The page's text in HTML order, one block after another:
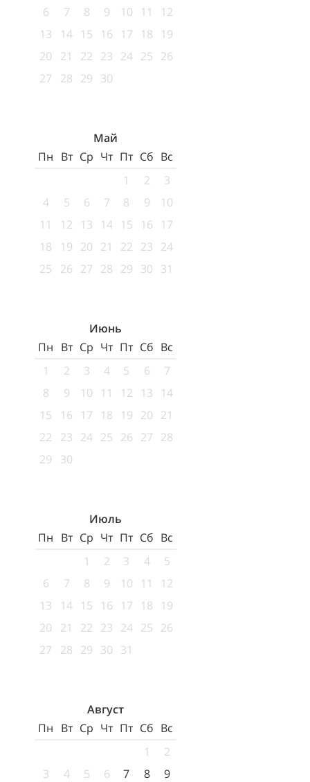
6
7 8 9 10 11
12
13
14 15 16 17 18
19
20
21 22 23 24 25 26
27
28 29 30
Май
Пн Вт Ср Чт Пт Сб Вс
1
2
3
4
5 6 7 8 9
10
11
12 13 14 15 16
17
18
19 20 21 22 23 24
25
26 27 28 29 30 31
Июнь
Пн Вт Ср Чт Пт Сб Вс
1
2 3 4 5 6
7
8
9 10 11 12 13
14
15
16 17 18 19 20 21
22
23 24 25 26 27 28
29
30
Июль
Пн Вт Ср Чт Пт Сб Вс
1
2 3 4
5
6
7 8 9 10 11
12
13
14 15 16 17 18
19
20
21 22 23 24 25 26
27
28 29 30 31
Август
Пн Вт Ср Чт Пт Сб Вс
1
2
3
4 5 6 7 8 9